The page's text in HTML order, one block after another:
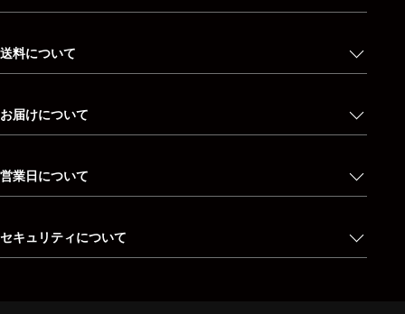
送料について
お届けについて
営業日について
セキュリティについて